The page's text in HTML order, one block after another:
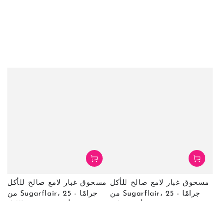
مسحوق غبار لامع صالح للأكل
من Sugarflair، 25 جرامًا -
مسحوق غبار لامع صالح للأكل
من Sugarflair، 25 جرامًا -